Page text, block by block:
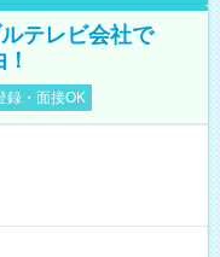
テレビ会社で
録・面接OK